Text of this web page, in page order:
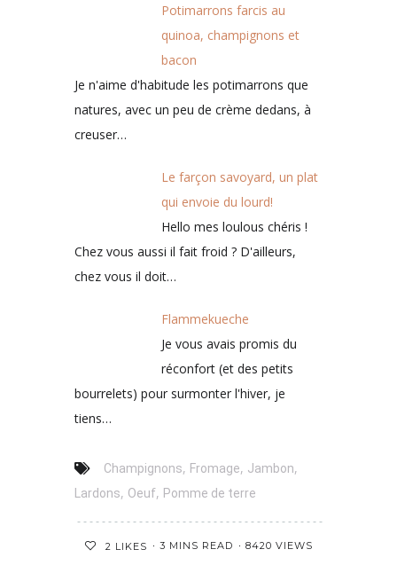
Potimarrons farcis au
quinoa, champignons et
bacon
Je n'aime d'habitude les potimarrons que
natures, avec un peu de crème dedans, à
creuser…
Le farçon savoyard, un plat
qui envoie du lourd!
Hello mes loulous chéris !
Chez vous aussi il fait froid ? D'ailleurs,
chez vous il doit…
Flammekueche
Je vous avais promis du
réconfort (et des petits
bourrelets) pour surmonter l'hiver, je
tiens…
Champignons, Fromage, Jambon,
Lardons, Oeuf, Pomme de terre
2 LIKES 3 MINS READ 8420 VIEWS